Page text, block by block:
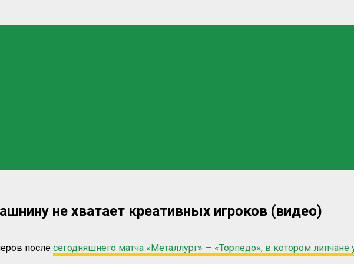
не хватает креативных игроков (видео)
после сегодняшнего матча «Металлург» — «Торпедо», в котором липчане